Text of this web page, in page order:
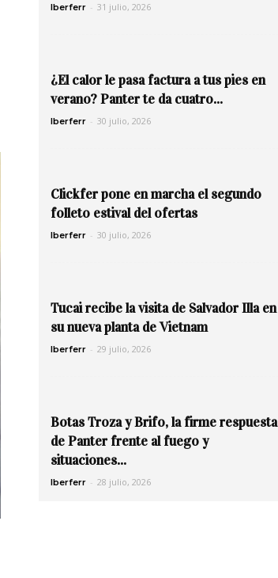
Iberferr - 31 julio, 2026
¿El calor le pasa factura a tus pies en
verano? Panter te da cuatro...
Iberferr - 30 julio, 2026
Clickfer pone en marcha el segundo
folleto estival del ofertas
Iberferr - 30 julio, 2026
Tucai recibe la visita de Salvador Illa en
su nueva planta de Vietnam
Iberferr - 29 julio, 2026
Botas Troza y Brifo, la firme respuesta
de Panter frente al fuego y
situaciones...
Iberferr - 28 julio, 2026